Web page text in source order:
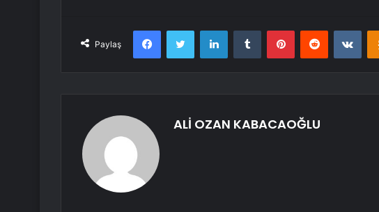
Paylaş
FacebookTwitter LinkedInTumblr PinterestReddit
ALİ OZAN KABACAOĞLU